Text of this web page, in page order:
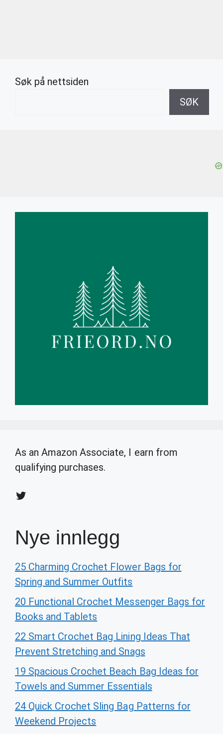
Søk på nettsiden
SØK
As an Amazon Associate, I earn from
qualifying purchases.
Twitter
Nye innlegg
25 Charming Crochet Flower Bags for
Spring and Summer Outfits
20 Functional Crochet Messenger Bags for
Books and Tablets
22 Smart Crochet Bag Lining Ideas That
Prevent Stretching and Snags
19 Spacious Crochet Beach Bag Ideas for
Towels and Summer Essentials
24 Quick Crochet Sling Bag Patterns for
Weekend Projects